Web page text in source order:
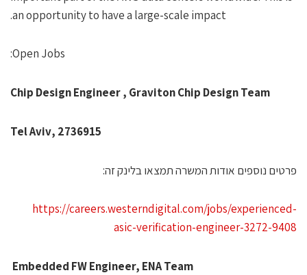
an opportunity to have a large-scale impact.
Open Jobs:
Chip Design Engineer , Graviton Chip Design Team
נוספים אודות המשרה תמצאו בלינק זה:
https://careers.westerndigital.com/jobs/
asic-verification-engineer-3272-
Embedded FW Engineer, ENA Team